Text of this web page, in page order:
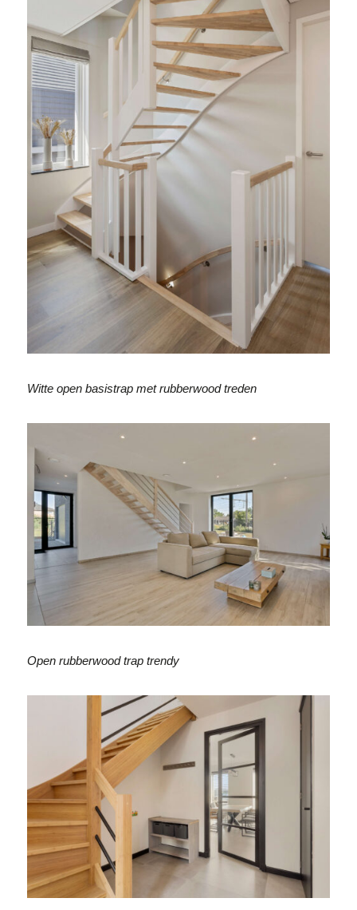
Witte open basistrap met rubberwood treden
Open rubberwood trap trendy